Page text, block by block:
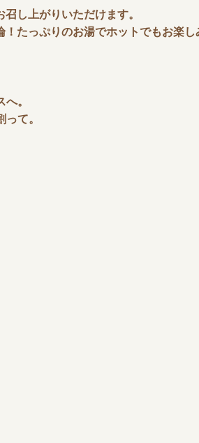
し上がりいただけます。
たっぷりのお湯でホットでもお楽し
。
て。